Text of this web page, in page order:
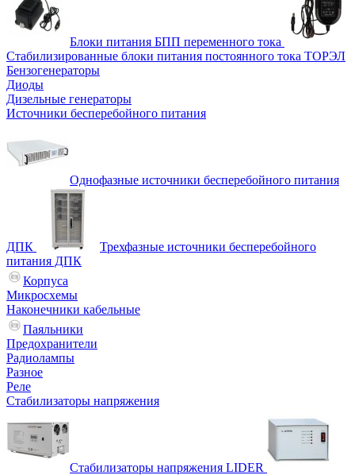
Блоки питания БПП переменного тока
Стабилизированные блоки питания постоянного тока ТОРЭЛ
Бензогенераторы
Диоды
Дизельные генераторы
Источники бесперебойного питания
Однофазные источники бесперебойного питания
ДПК
Трехфазные источники бесперебойного
питания ДПК
Корпуса
Микросхемы
Наконечники кабельные
Паяльники
Предохранители
Радиолампы
Разное
Реле
Стабилизаторы напряжения
Стабилизаторы напряжения LIDER